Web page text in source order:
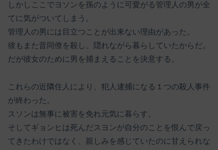
しかしここでヨソンを孫のように可愛がる管理人の男が全
てに気がついてしまう。
管理人の男には目立つことが出来ない理由があった。
彼もまた昔同僚を殺し、隠れながら暮らしていたからだ。
だが彼女のために男を捕まえることを決意する。
これらの近隣住人により、犯人逮捕になる１つの殺人事件
が終わった。
スソンは無事に被害を免れ元気に暮らす。
そしてギョンヒは死んだスヨンが自分のことを恨んで戻っ
てきたわけではなく、親しみを感じていたのに甘えられな